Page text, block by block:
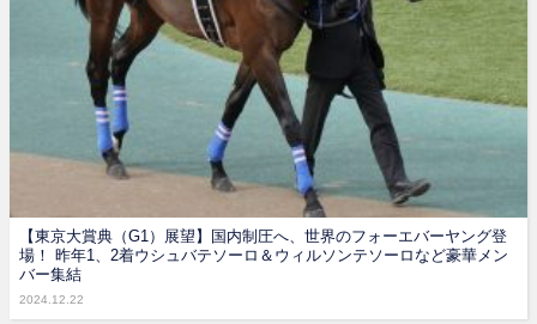
【東京大賞典（G1）展望】国内制圧へ、世界のフォーエバーヤング登
場！ 昨年1、2着ウシュバテソーロ＆ウィルソンテソーロなど豪華メン
バー集結
2024.12.22